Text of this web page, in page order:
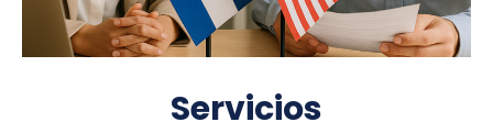
Servicios